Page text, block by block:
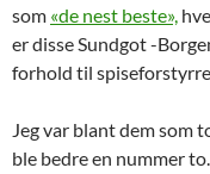
som «de nest beste»,
er disse Sundgot -
forhold til
Jeg var blant dem som
ble bedre en nummer